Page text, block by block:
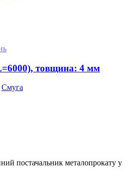
товщина: 4 мм
Смуга
постачальник металопрокату у